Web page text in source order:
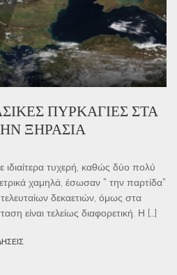
ΠΥΡΚΑΓΙΈΣ ΣΤΑ
ΞΗΡΑΣΊΑ
τυχερή, καθώς δύο πολύ
χαμηλά, έσωσαν ” την παρτίδα”
δεκαετιών, όμως στα
είναι τελείως διαφορετική. Η […]